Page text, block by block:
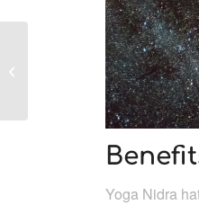
Yoga Nidra
Advanced Yoga
Teacher Training –
Meine Motivation